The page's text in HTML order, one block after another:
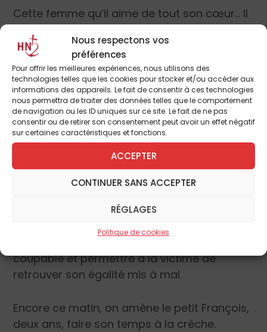
Nous respectons vos
préférences
Pour offrir les meilleures expériences, nous utilisons des
technologies telles que les cookies pour stocker et/ou accéder aux
informations des appareils. Le fait de consentir à ces technologies
nous permettra de traiter des données telles que le comportement
de navigation ou les ID uniques sur ce site. Le fait de ne pas
consentir ou de retirer son consentement peut avoir un effet négatif
sur certaines caractéristiques et fonctions.
ACCEPTER
CONTINUER SANS ACCEPTER
RÉGLAGES
Politique de cookies
Cette femme qu’il aime de tout son cœur… Il
pas être un boulet. Il sait qu’il lui a pourri la
vie et il faut qu’il paye.
Les chefs d’accusations, bien qu’implicites,
pourrait se résumer ainsi :
Le prévenu, François, a fait souffrir Marie,
cette femme qu’il aime. Il lui a causé des
sévices physiques, freiné son indépendance,
son autonomie financière.
coupable et permettre à la victime de
retrouver son égalité mis à mal.
Encore ce matin, on amène le petit François,
deux ans, faire son temps à la crèche.